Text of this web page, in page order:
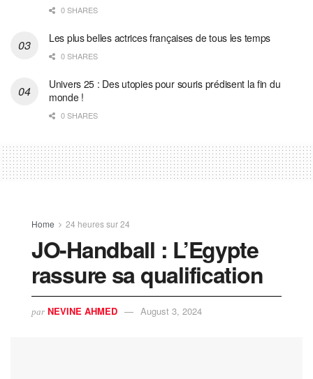
0 SHARES
Les plus belles actrices françaises de tous les temps
0 SHARES
Univers 25 : Des utopies pour souris prédisent la fin du
monde !
0 SHARES
Home 24 heures sur 24
JO-Handball : L’Egypte
rassure sa qualification
par NEVINE AHMED August 3, 2024